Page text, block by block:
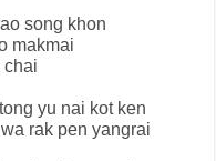
song khon
makmai
chai
yu nai kot ken
rak pen yangrai